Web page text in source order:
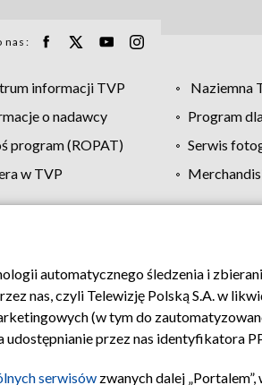
nas:
informacji TVP Naziemna
o nadawcy
Program
program (ROPAT)
Serwis
w TVP
Moje zgody Pomoc Biuro
automatycznego śledzenia i
nas, czyli Telewizję Polską S.A. w
(w tym do
udostępnianie przez nas identyfikatora
serwisów zwanych dalej